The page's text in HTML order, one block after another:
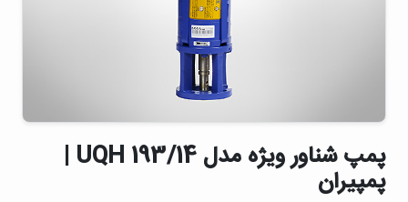
پمپ شناور ويژه مدل UQH 193/14 |
پمپیران